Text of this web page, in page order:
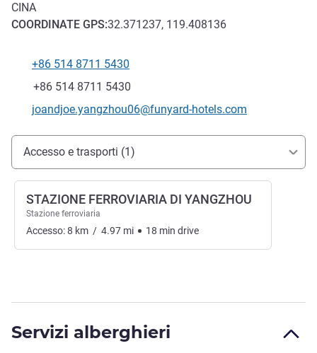
CINA
COORDINATE GPS:32.371237, 119.408136
Telefono
+86 514 8711 5430
Fax
+86 514 8711 5430
E-mail di contatto
joandjoe.yangzhou06@funyard-hotels.com
Accesso e trasporti
Accesso e trasporti (1)
STAZIONE FERROVIARIA DI YANGZHOU
Stazione ferroviaria
Accesso:8 km / 4.97 mi 18 min drive
Servizi alberghieri